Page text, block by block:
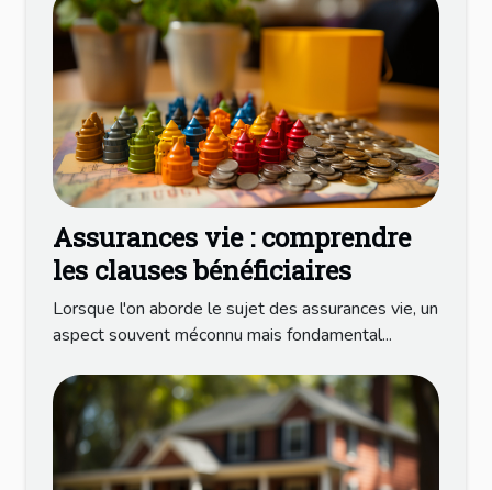
Assurances vie : comprendre
les clauses bénéficiaires
Lorsque l'on aborde le sujet des assurances vie, un
aspect souvent méconnu mais fondamental...